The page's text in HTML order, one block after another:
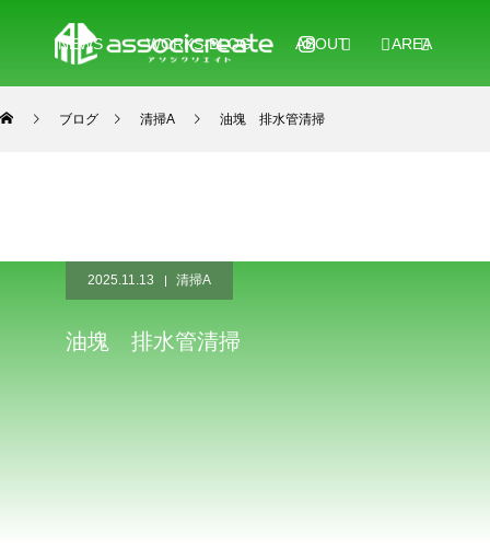
NEWS WORKS-BLOG ABOUT AREA
ブログ 清掃A 油塊 排水管清掃
2025.11.13 清掃A
油塊 排水管清掃